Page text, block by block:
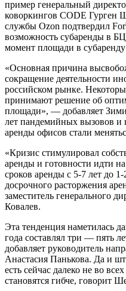
пример генеральный
коворкингов CODE Гурген
службы Ozon подтвердил
возможность субаренды в
момент площади в
«Основная причина
сокращение деятельности
российском рынке.
принимают решение об
площади», — добавляет
лет пандемийных вызовов и
аренды офисов стали
«Кризис стимулировал
аренды и готовности идти
сроков аренды с 5-7 лет до
досрочного расторжения
заместитель генерального
Ковалев.
Эта тенденция наметилась
года составлял три — пять
добавляет руководитель
Анастасия Панькова. Да и
есть сейчас далеко не во
становятся гибче, говорит